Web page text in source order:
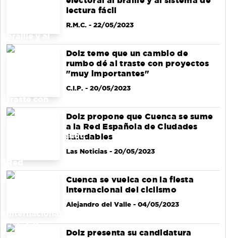
lectura fácil
R.M.C.- 22/05/2023
Dolz teme que un cambio de
rumbo dé al traste con proyectos
"muy importantes"
C.I.P.- 20/05/2023
Dolz propone que Cuenca se sume
a la Red Española de Ciudades
Saludables
Las Noticias- 20/05/2023
Cuenca se vuelca con la fiesta
internacional del ciclismo
Alejandro del Valle- 04/05/2023
Dolz presenta su candidatura